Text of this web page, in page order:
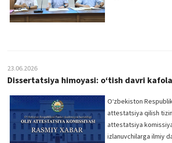
23.06.2026
Dissertatsiya himoyasi: o‘tish davri
O‘zbekiston
attestatsiya qilish
attestatsiya
izlanuvchilarga ilmiy